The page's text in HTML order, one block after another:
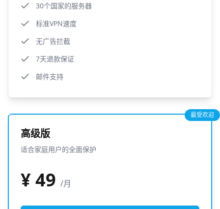
30个国家的服务器
标准VPN速度
无广告拦截
7天退款保证
邮件支持
最受欢迎
高级版
适合家庭用户的全面保护
¥49 /月